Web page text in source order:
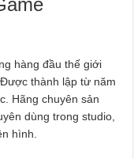
hàng đầu thế giới
thành lập từ năm
Hãng chuyên sản
dùng trong studio,
hình.